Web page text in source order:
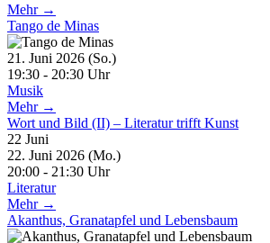
Mehr →
Tango de Minas
21. Juni 2026 (So.)
19:30 - 20:30 Uhr
Musik
Mehr →
Wort und Bild (II) – Literatur trifft Kunst
22 Juni
22. Juni 2026 (Mo.)
20:00 - 21:30 Uhr
Literatur
Mehr →
Akanthus, Granatapfel und Lebensbaum